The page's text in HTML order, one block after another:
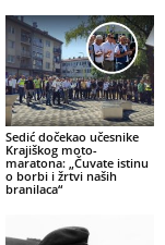
Sedić dočekao učesnike
Krajiškog moto-
maratona: „Čuvate istinu
o borbi i žrtvi naših
branilaca“